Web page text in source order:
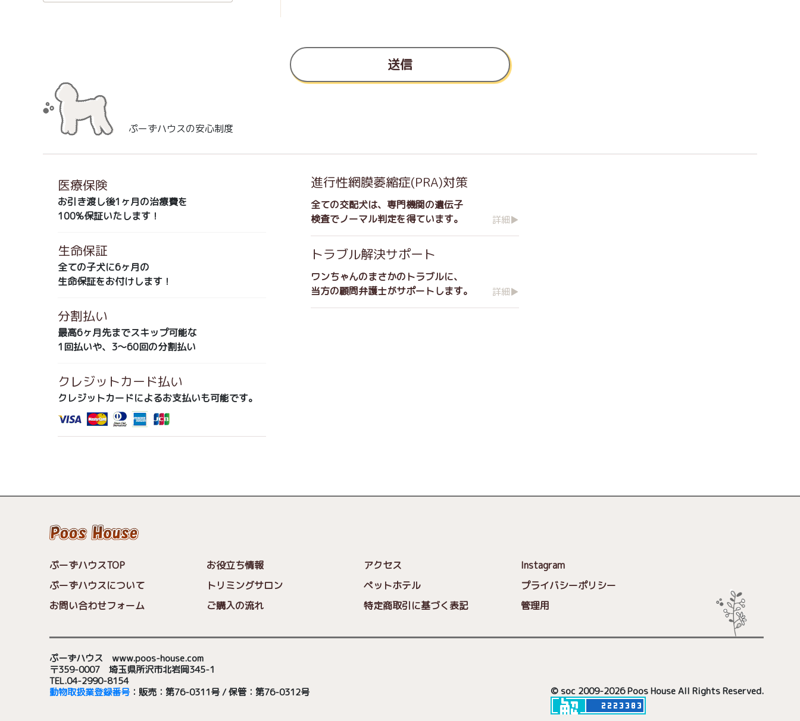
送信
ぷーずハウスの安心制度
医療保険
お引き渡し後1ヶ月の治療費を
100%保証いたします！
生命保証
全ての子犬に6ヶ月の
生命保証をお付けします！
分割払い
最高6ヶ月先までスキップ可能な
1回払いや、3～60回の分割払い
クレジットカード払い
クレジットカードによるお支払いも可能です。
進行性網膜萎縮症(PRA)対策
全ての交配犬は、専門機関の遺伝子
検査でノーマル判定を得ています。
詳細▶
トラブル解決サポート
ワンちゃんのまさかのトラブルに、
当方の顧問弁護士がサポートします。 詳細▶
ぷーずハウスTOP お役立ち情報 アクセス Instagram
ぷーずハウスについて トリミングサロン ペットホテル
プライバシーポリシー
お問い合わせフォーム
ご購入の流れ 特定商取引に基づく表記 管理用
ぷーずハウス www.poos-house.com
〒359-0007 埼玉県所沢市北岩岡345-1
TEL.04-2990-8154
動物取扱業登録番号：販売：第76-0311号 / 保管：第76-0312号 © soc 2009-2026Poos House All Rights Reserved.